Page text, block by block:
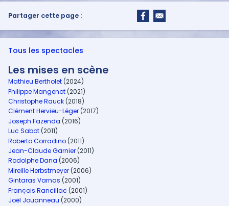
Partager cette page :
Tous les spectacles
Les mises en scène
Mathieu Bertholet (2024)
Philippe Mangenot (2021)
Christophe Rauck (2018)
Clément Hervieu-Léger (2017)
Joseph Fazenda (2016)
Luc Sabot (2011)
Roberto Corradino (2011)
Jean-Claude Garnier (2011)
Rodolphe Dana (2006)
Mireille Herbstmeyer (2006)
Gintaras Varnas (2001)
François Rancillac (2001)
Joël Jouanneau (2000)